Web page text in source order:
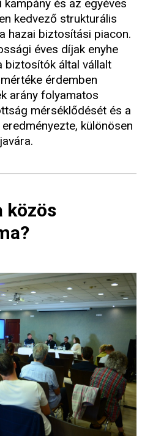
és az egyéves
kedvező strukturális
hazai biztosítási piacon.
éves díjak enyhe
biztosítók által vállalt
érdemben
arány folyamatos
mérséklődését és a
különösen
közös